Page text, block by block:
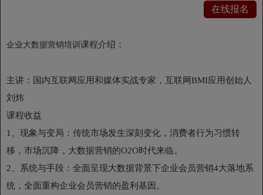
在线报名
企业大数据营销培训 课程介绍：
主讲：国内互联网应用和媒体实战专家，互联网BMI应用创始人
刘炜
课程收益
1、现象与变局：传统市场发生深刻变化，消费者行为习惯转
移，市场沉降，大数据营销的O2O时代来临。
2、系统与手段：全面呈现大数据背景下企业会员营销4大落地系
统，全面重构企业会员营销的盈利基因。